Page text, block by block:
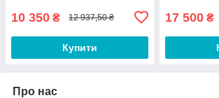
10 350 ₴ 12 937,50 ₴
Купити
17 500 ₴
Про нас